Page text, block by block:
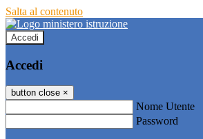
Salta al contenuto
Accedi
Accedi
button close ×
Nome Utente
Password